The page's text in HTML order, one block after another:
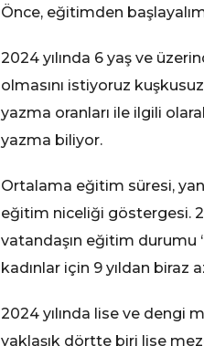
Önce, eğitimden
2024 yılında 6 yaş ve
olmasını istiyoruz
yazma oranları ile ilgili
yazma biliyor.
Ortalama eğitim süresi,
eğitim niceliği göstergesi.
vatandaşın eğitim durumu
kadınlar için 9 yıldan biraz
2024 yılında lise ve dengi
yaklaşık dörtte biri lise